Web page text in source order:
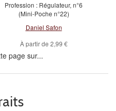
Profession : Régulateur, n°6
(Mini-Poche n°22)
Daniel Safon
À partir de 2,99 €
page sur...